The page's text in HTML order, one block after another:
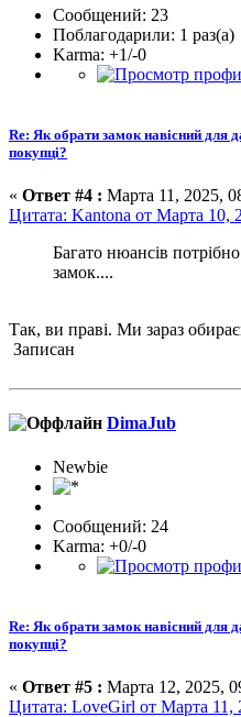
Сообщений: 23
Поблагодарили: 1 раз(а)
Karma: +1/-0
Re: Як обрати замок навісний для
покупці?
« Ответ #4 : Марта 11, 2025,
Цитата: Kantona от Марта 10,
Багато нюансів
замок....
Так, ви праві. Ми зараз
Записан
DimaJub
Newbie
Сообщений: 24
Karma: +0/-0
Re: Як обрати замок навісний для
покупці?
« Ответ #5 : Марта 12, 2025,
Цитата: LoveGirl от Марта 11,